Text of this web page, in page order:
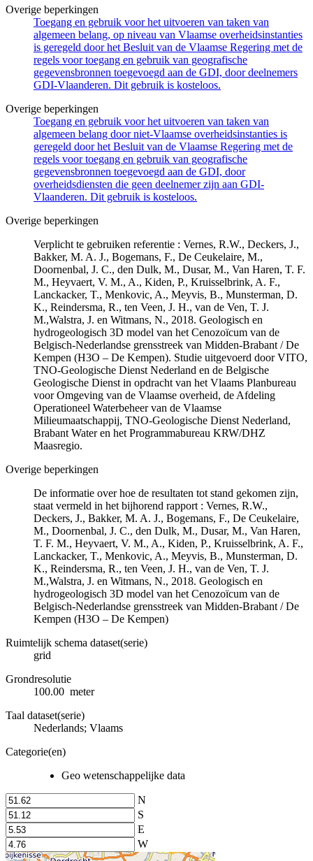
Overige beperkingen
Toegang en gebruik voor het uitvoeren van taken van
algemeen belang, op niveau van Vlaamse overheidsinstanties
is geregeld door het Besluit van de Vlaamse Regering met de
regels voor toegang en gebruik van geografische
gegevensbronnen toegevoegd aan de GDI, door deelnemers
GDI-Vlaanderen. Dit gebruik is kosteloos.
Overige beperkingen
Toegang en gebruik voor het uitvoeren van taken van
algemeen belang door niet-Vlaamse overheidsinstanties is
geregeld door het Besluit van de Vlaamse Regering met de
regels voor toegang en gebruik van geografische
gegevensbronnen toegevoegd aan de GDI, door
overheidsdiensten die geen deelnemer zijn aan GDI-
Vlaanderen. Dit gebruik is kosteloos.
Overige beperkingen
Verplicht te gebruiken referentie : Vernes, R.W., Deckers, J.,
Bakker, M. A. J., Bogemans, F., De Ceukelaire, M.,
Doornenbal, J. C., den Dulk, M., Dusar, M., Van Haren, T. F.
M., Heyvaert, V. M., A., Kiden, P., Kruisselbrink, A. F.,
Lanckacker, T., Menkovic, A., Meyvis, B., Munsterman, D.
K., Reindersma, R., ten Veen, J. H., van de Ven, T. J.
M.,Walstra, J. en Witmans, N., 2018. Geologisch en
hydrogeologisch 3D model van het Cenozoïcum van de
Belgisch-Nederlandse grensstreek van Midden-Brabant / De
Kempen (H3O – De Kempen). Studie uitgevoerd door VITO,
TNO-Geologische Dienst Nederland en de Belgische
Geologische Dienst in opdracht van het Vlaams Planbureau
voor Omgeving van de Vlaamse overheid, de Afdeling
Operationeel Waterbeheer van de Vlaamse
Milieumaatschappij, TNO-Geologische Dienst Nederland,
Brabant Water en het Programmabureau KRW/DHZ
Maasregio.
Overige beperkingen
De informatie over hoe de resultaten tot stand gekomen zijn,
staat vermeld in het bijhorend rapport : Vernes, R.W.,
Deckers, J., Bakker, M. A. J., Bogemans, F., De Ceukelaire,
M., Doornenbal, J. C., den Dulk, M., Dusar, M., Van Haren,
T. F. M., Heyvaert, V. M., A., Kiden, P., Kruisselbrink, A. F.,
Lanckacker, T., Menkovic, A., Meyvis, B., Munsterman, D.
K., Reindersma, R., ten Veen, J. H., van de Ven, T. J.
M.,Walstra, J. en Witmans, N., 2018. Geologisch en
hydrogeologisch 3D model van het Cenozoïcum van de
Belgisch-Nederlandse grensstreek van Midden-Brabant / De
Kempen (H3O – De Kempen)
Ruimtelijk schema dataset(serie)
grid
Grondresolutie
100.00 meter
Taal dataset(serie)
Nederlands; Vlaams
Categorie(en)
Geo wetenschappelijke data
N
S
E
W